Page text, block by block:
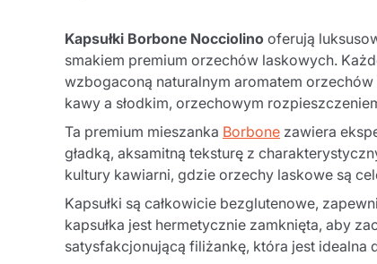
Kapsułki Borbone Nocciolino oferują
smakiem premium orzechów laskowych.
wzbogaconą naturalnym aromatem
kawy a słodkim, orzechowym
Ta premium mieszanka Borbone zawiera
gładką, aksamitną teksturę z
kultury kawiarni, gdzie orzechy laskowe są
Kapsułki są całkowicie bezglutenowe,
kapsułka jest hermetycznie zamknięta, aby
satysfakcjonującą filiżankę, która jest